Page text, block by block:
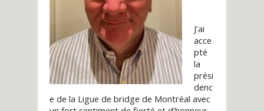
J’ai
acce
pté
la
prési
denc
e de la Ligue de bridge de Montréal avec